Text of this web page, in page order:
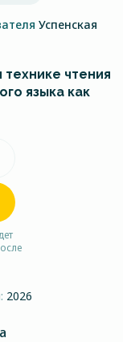
Успенская
чтения
языка как
2026